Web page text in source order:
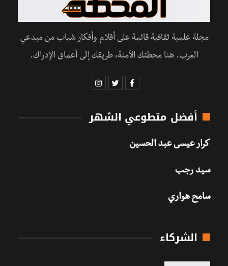
مجلة علمية ثقافية قائمة على أقلام وأفكار شباب من مبدعي
العرب. هنا محطتك الآمنة، طريقك إلى أعماق الإدراك.
أفضل متطوعي الشهر
كرار عيسى عبد الحسين
سيد رجب
سامح هواري
الشركاء